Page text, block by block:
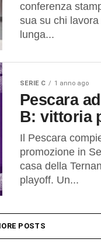
conferenza
sua su chi
lunga...
SERIE C 1 anno ago
Pescara
B: vittoria
Il Pescara
promozione in
casa della
playoff. Un...
POSTS